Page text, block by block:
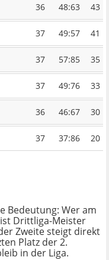
36 48:63 43
37 49:57 41
37 57:85 35
37 49:76 33
36 46:67 30
37 37:86
20
Bedeutung: Wer am
Drittliga-Meister
Zweite steigt direkt
Platz der 2.
in der Liga.